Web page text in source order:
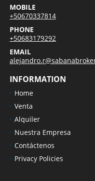
MOBILE
+50670337814
PHONE
+50683179292
EMAIL
INFORMATION
Home
Venta
Alquiler
Nuestra Empresa
Contáctenos
Privacy Policies